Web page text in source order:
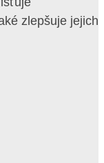
zlepšuje jejich